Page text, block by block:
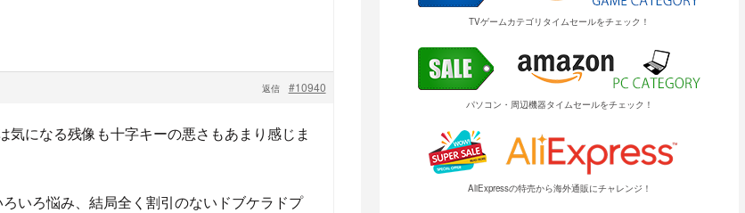
#10940
返信
になる残像も十字キーの悪さもあまり感じま
いろ悩み、結局全く割引のないドブケラドプ
TVゲームカテゴリタイムセールをチェック！
パソコン・周辺機器タイムセールをチェック！
AliExpressの特売から海外通販にチャレンジ！